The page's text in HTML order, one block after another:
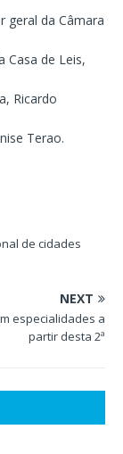
geral da Câmara
Casa de Leis,
Ricardo
Terao.
de cidades
NEXT
especialidades a
partir desta 2ª